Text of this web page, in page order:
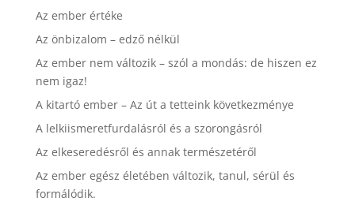
Az ember értéke
Az önbizalom – edző nélkül
Az ember nem változik – szól a mondás: de hiszen ez
nem igaz!
A kitartó ember – Az út a tetteink következménye
A lelkiismeretfurdalásról és a szorongásról
Az elkeseredésről és annak természetéről
Az ember egész életében változik, tanul, sérül és
formálódik.